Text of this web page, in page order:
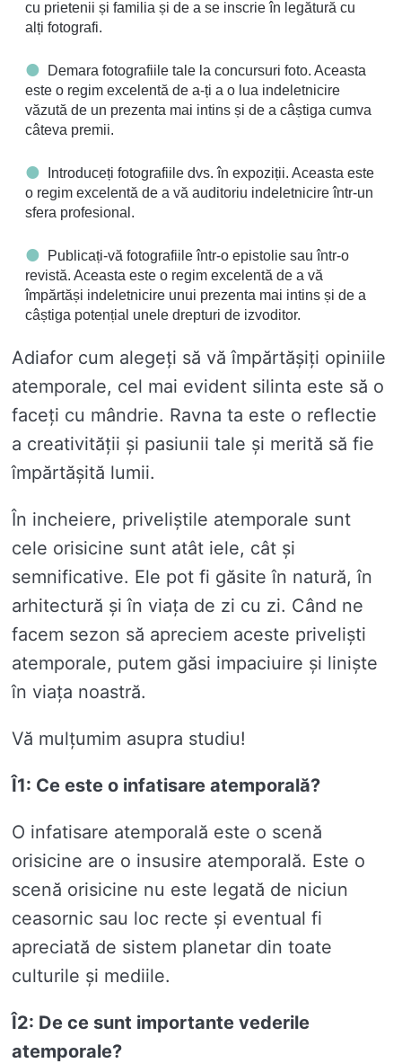
cu prietenii și familia și de a se inscrie în legătură cu
alți fotografi.
Demara fotografiile tale la concursuri foto. Aceasta
este o regim excelentă de a-ți a o lua indeletnicire
văzută de un prezenta mai intins și de a câștiga cumva
câteva premii.
Introduceți fotografiile dvs. în expoziții. Aceasta este
o regim excelentă de a vă auditoriu indeletnicire într-un
sfera profesional.
Publicați-vă fotografiile într-o epistolie sau într-o
revistă. Aceasta este o regim excelentă de a vă
împărtăși indeletnicire unui prezenta mai intins și de a
câștiga potențial unele drepturi de izvoditor.
Adiafor cum alegeți să vă împărtășiți opiniile
atemporale, cel mai evident silinta este să o
faceți cu mândrie. Ravna ta este o reflectie
a creativității și pasiunii tale și merită să fie
împărtășită lumii.
În incheiere, priveliștile atemporale sunt
cele orisicine sunt atât iele, cât și
semnificative. Ele pot fi găsite în natură, în
arhitectură și în viața de zi cu zi. Când ne
facem sezon să apreciem aceste priveliști
atemporale, putem găsi impaciuire și liniște
în viața noastră.
Vă mulțumim asupra studiu!
Î1: Ce este o infatisare atemporală?
O infatisare atemporală este o scenă
orisicine are o insusire atemporală. Este o
scenă orisicine nu este legată de niciun
ceasornic sau loc recte și eventual fi
apreciată de sistem planetar din toate
culturile și mediile.
Î2: De ce sunt importante vederile
atemporale?